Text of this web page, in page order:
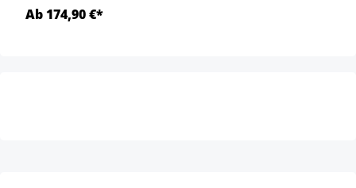
Ab 174,90 €*